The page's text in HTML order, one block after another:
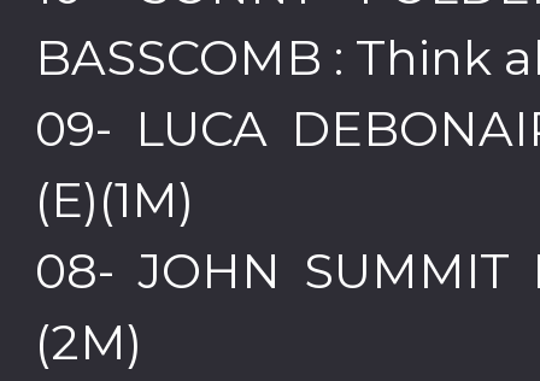
BASSCOMB : Think
09- LUCA
(E)(1M)
08- JOHN SUMMIT
(2M)